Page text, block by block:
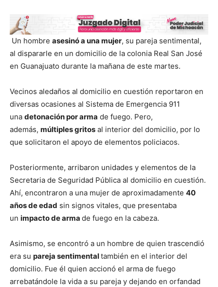
Un hombre asesinó a una mujer, su pareja sentimental,
al dispararle en un domicilio de la colonia Real San José
en Guanajuato durante la mañana de este martes.
Vecinos aledaños al domicilio en cuestión reportaron en
diversas ocasiones al Sistema de Emergencia 911
una detonación por arma de fuego. Pero,
además, múltiples gritos al interior del domicilio, por lo
que solicitaron el apoyo de elementos policiacos.
Posteriormente, arribaron unidades y elementos de la
Secretaria de Seguridad Pública al domicilio en cuestión.
Ahí, encontraron a una mujer de aproximadamente 40
años de edad sin signos vitales, que presentaba
un impacto de arma de fuego en la cabeza.
Asimismo, se encontró a un hombre de quien trascendió
era su pareja sentimentaltambién en el interior del
domicilio. Fue él quien accionó el arma de fuego
arrebatándole la vida a su pareja y dejando en orfandad